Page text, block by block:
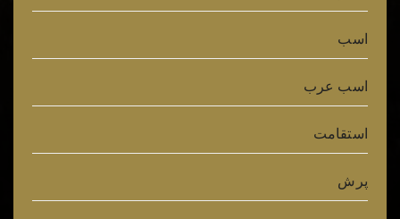
اسب
اسب عرب
استقامت
پرش